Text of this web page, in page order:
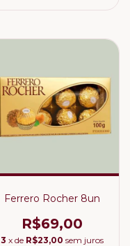
Ferrero Rocher 8un
R$69,00
3 x de R$23,00 sem juros